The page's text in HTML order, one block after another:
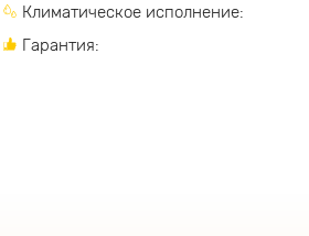
Климатическое исполнение:
Гарантия: